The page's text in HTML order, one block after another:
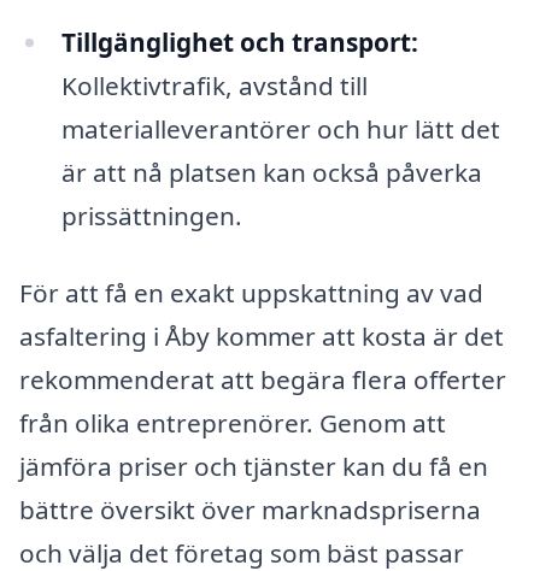
Tillgänglighet och transport:
Kollektivtrafik, avstånd till
materialleverantörer och hur lätt det
är att nå platsen kan också påverka
prissättningen.
För att få en exakt uppskattning av vad
asfaltering i Åby kommer att kosta är det
rekommenderat att begära flera offerter
från olika entreprenörer. Genom att
jämföra priser och tjänster kan du få en
bättre översikt över marknadspriserna
och välja det företag som bäst passar